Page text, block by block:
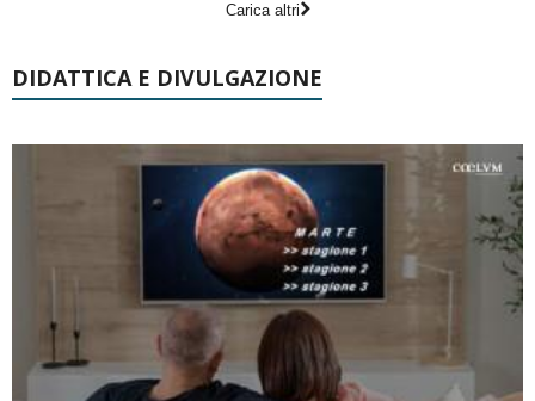
Carica altri
DIDATTICA E DIVULGAZIONE